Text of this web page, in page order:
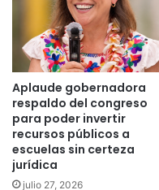
Aplaude gobernadora
respaldo del congreso
para poder invertir
recursos públicos a
escuelas sin certeza
jurídica
julio 27, 2026